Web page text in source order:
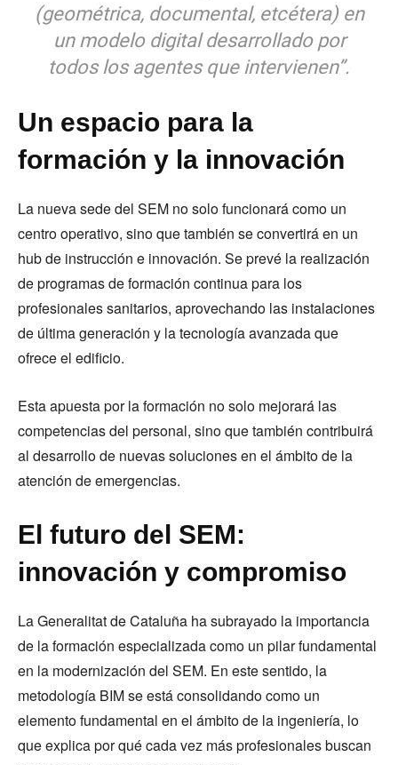
(geométrica, documental, etcétera) en
un modelo digital desarrollado por
todos los agentes que intervienen”.
Un espacio para la
formación y la innovación
La nueva sede del SEM no solo funcionará como un
centro operativo, sino que también se convertirá en un
hub de instrucción e innovación. Se prevé la realización
de programas de formación continua para los
profesionales sanitarios, aprovechando las instalaciones
de última generación y la tecnología avanzada que
ofrece el edificio.
Esta apuesta por la formación no solo mejorará las
competencias del personal, sino que también contribuirá
al desarrollo de nuevas soluciones en el ámbito de la
atención de emergencias.
El futuro del SEM:
innovación y compromiso
La Generalitat de Cataluña ha subrayado la importancia
de la formación especializada como un pilar fundamental
en la modernización del SEM. En este sentido, la
metodología BIM se está consolidando como un
elemento fundamental en el ámbito de la ingeniería, lo
que explica por qué cada vez más profesionales buscan